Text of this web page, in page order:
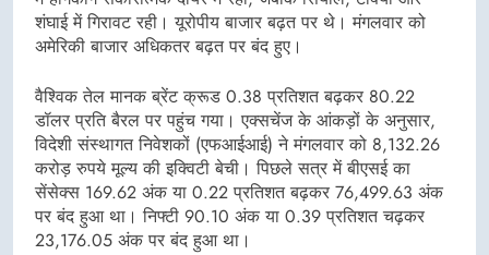
शंघाई में गिरावट रही। यूरोपीय बाजार बढ़त पर थे। मंगलवार को
अमेरिकी बाजार अधिकतर बढ़त पर बंद हुए।
वैश्विक तेल मानक ब्रेंट क्रूड 0.38 प्रतिशत बढ़कर 80.22
डॉलर प्रति बैरल पर पहुंच गया। एक्सचेंज के आंकड़ों के अनुसार,
विदेशी संस्थागत निवेशकों (एफआईआई) ने मंगलवार को 8,132.26
करोड़ रुपये मूल्य की इक्विटी बेची। पिछले सत्र में बीएसई का
सेंसेक्स 169.62 अंक या 0.22 प्रतिशत बढ़कर 76,499.63 अंक
पर बंद हुआ था। निफ्टी 90.10 अंक या 0.39 प्रतिशत चढ़कर
23,176.05 अंक पर बंद हुआ था।